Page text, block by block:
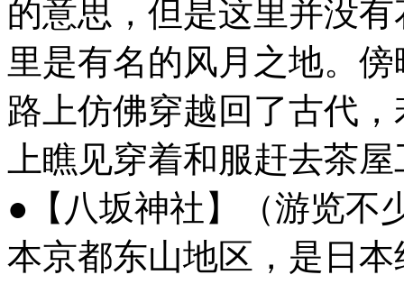
的意思，但是这里并没
里是有名的风月之地。
路上仿佛穿越回了古代
上瞧见穿着和服赶去茶
●【八坂神社】（游览不
本京都东山地区，是日